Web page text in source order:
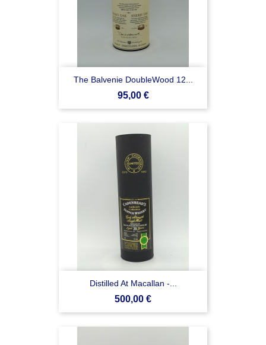
The Balvenie DoubleWood 12...
Prezzo
95,00 €
Distilled At Macallan -...
Prezzo
500,00 €